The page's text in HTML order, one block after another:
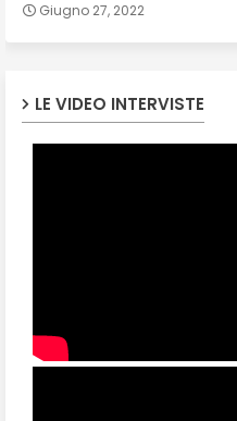
Giugno 27, 2022
LE VIDEO INTERVISTE